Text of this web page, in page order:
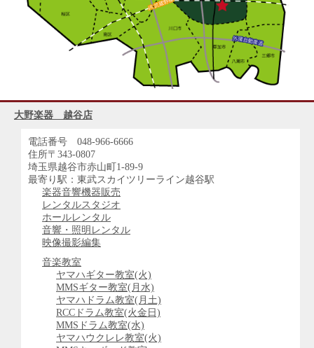
大野楽器 越谷店
電話番号 048-966-6666
住所〒343-0807
埼玉県越谷市赤山町1-89-9
最寄り駅：東武スカイツリーライン越谷駅
楽器音響機器販売
レンタルスタジオ
ホールレンタル
音響・照明レンタル
映像撮影編集
音楽教室
ヤマハギター教室(火)
MMSギター教室(月水)
ヤマハドラム教室(月土)
RCCドラム教室(火金日)
MMSドラム教室(水)
ヤマハウクレレ教室(火)